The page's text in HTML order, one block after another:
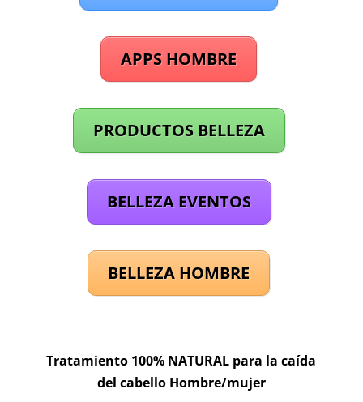
APPS HOMBRE
PRODUCTOS BELLEZA
BELLEZA EVENTOS
BELLEZA HOMBRE
Tratamiento 100% NATURAL para la caída
del cabello Hombre/mujer